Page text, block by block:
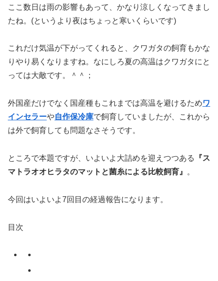
ここ数日は雨の影響もあって、かなり涼しくなってきまし
たね。(というより夜はちょっと寒いくらいです)
これだけ気温が下がってくれると、クワガタの飼育もかな
りやり易くなりますね。なにしろ夏の高温はクワガタにと
っては大敵です。＾＾；
外国産だけでなく国産種もこれまでは高温を避けるためワ
インセラーや自作保冷庫で飼育していましたが、これから
は外で飼育しても問題なさそうです。
ところで本題ですが、いよいよ大詰めを迎えつつある
『ス
マトラオオヒラタのマットと菌糸による比較飼育』
。
今回はいよいよ7回目の経過報告になります。
目次